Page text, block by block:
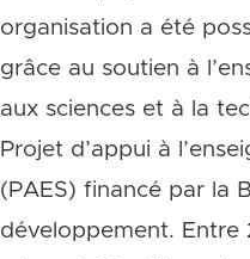
organisation a été
grâce au soutien à
aux sciences et à la
Projet d’appui à
(PAES) financé par la
développement. Entre